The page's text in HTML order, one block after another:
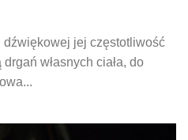
dźwiękowej jej częstotliwość
własnych ciała, do